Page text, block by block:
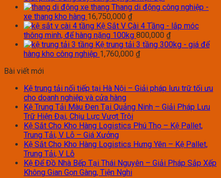
Thang di động công nghiệp -
xe thang kho hàng 16,750,000 ₫
Kệ Sắt V Cài 4 Tầng - lắp móc
thông minh, để hàng nặng 100kg 800,000 ₫
Kệ trung tải 3 tầng 300kg - giá để
hàng kho công nghiệp 1,760,000 ₫
Bài viết mới
Kệ trung tải nối tiếp tại Hà Nội – Giải pháp lưu trữ tối ưu
cho doanh nghiệp và cửa hàng
Kệ Trung Tải Màu Đen Tại Quảng Ninh – Giải Pháp Lưu
Trữ Hiện Đại, Chịu Lực Vượt Trội
Kệ Sắt Cho Kho Hàng Logistics Phú Thọ – Kệ Pallet,
Trung Tải, V Lỗ – Giá Xưởng
Kệ Sắt Cho Kho Hàng Logistics Hưng Yên – Kệ Pallet,
Trung Tải, V Lỗ
Kệ Để Đồ Nhà Bếp Tại Thái Nguyên – Giải Pháp Sắp Xếp
Không Gian Gọn Gàng, Tiện Nghi